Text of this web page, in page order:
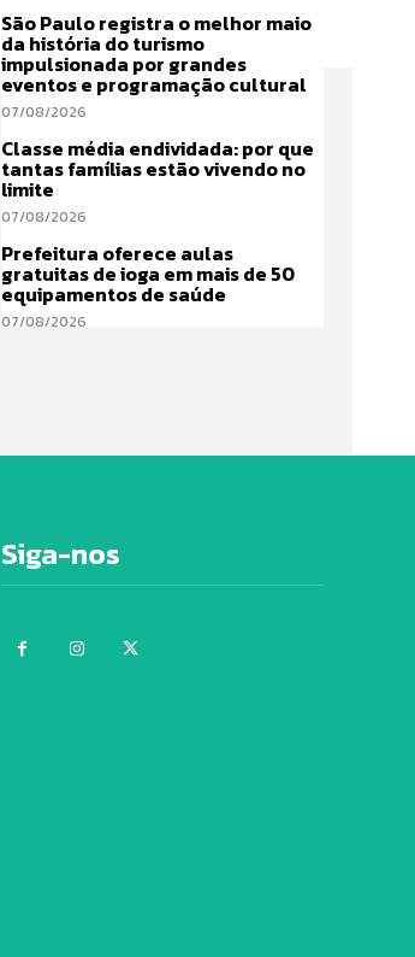
São Paulo registra o melhor maio
da história do turismo
impulsionada por grandes
eventos e programação cultural
07/08/2026
Classe média endividada: por que
tantas famílias estão vivendo no
limite
07/08/2026
Prefeitura oferece aulas
gratuitas de ioga em mais de 50
equipamentos de saúde
07/08/2026
Siga-nos